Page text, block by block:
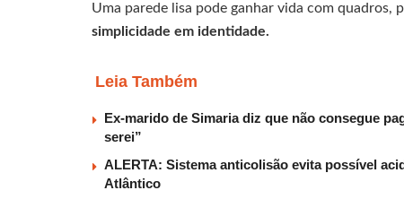
Uma parede lisa pode ganhar vida com quadros,
simplicidade em identidade.
Leia Também
Ex-marido de Simaria diz que não consegue
serei”
ALERTA: Sistema anticolisão evita possível
Atlântico